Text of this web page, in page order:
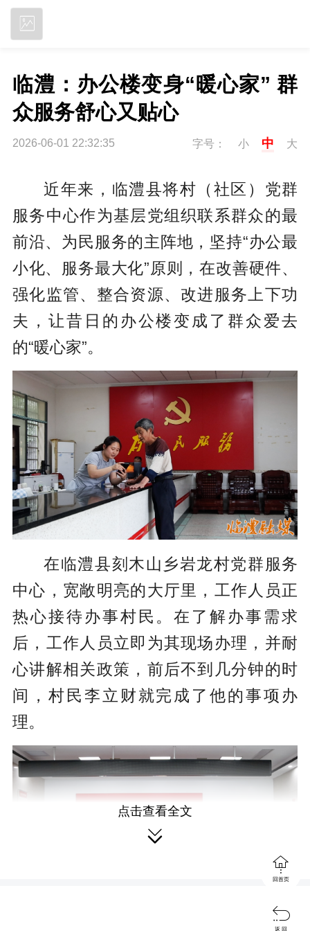
临澧：办公楼变身“暖心家” 群
众服务舒心又贴心
2026-06-01 22:32:35 字号： 小 中 大
近年来，临澧县将村（社区）党群
服务中心作为基层党组织联系群众的最
前沿、为民服务的主阵地，坚持“办公最
小化、服务最大化”原则，在改善硬件、
强化监管、整合资源、改进服务上下功
夫，让昔日的办公楼变成了群众爱去
的“暖心家”。
在临澧县刻木山乡岩龙村党群服务
中心，宽敞明亮的大厅里，工作人员正
热心接待办事村民。在了解办事需求
后，工作人员立即为其现场办理，并耐
心讲解相关政策，前后不到几分钟的时
间，村民李立财就完成了他的事项办
理。
点击查看全文


回首页

返 回